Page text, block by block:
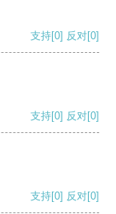
支持[0] 反对[0]
支持[0] 反对[0]
支持[0] 反对[0]